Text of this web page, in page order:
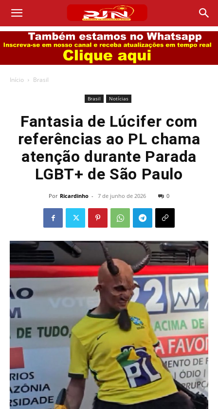
Início Brasil
Brasil Notícias
Fantasia de Lúcifer com
referências ao PL chama
atenção durante Parada
LGBT+ de São Paulo
Por Ricardinho - 7 de junho de 2026 0